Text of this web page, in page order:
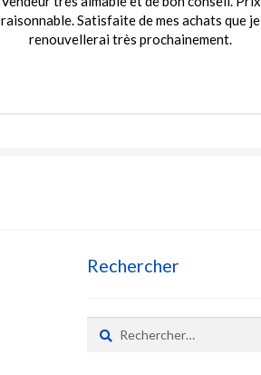
raisonnable. Satisfaite de mes achats que je
renouvellerai très prochainement.
Rechercher
Rechercher :